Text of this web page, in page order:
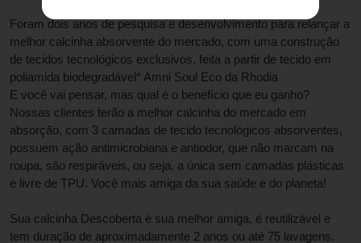
Foram dois anos de pesquisa e desenvolvimento para relançar a
melhor calcinha absorvente do mercado, com uma construção
de tecidos tecnológicos exclusivos, feita a partir de tecido em
poliamida biodegradável* Amni Soul Eco da Rhodia
E você vai pensar, mas qual é o benefício que eu ganho?
Nossas clientes terão a melhor calcinha do mercado em
absorção, com 3 camadas de tecido tecnológicos absorventes,
possuem ação antimicrobiana e antiodor, que não marcam na
roupa, são respiráveis, ou seja, a única sem camadas plásticas
e livre de TPU. Você mais amiga da sua saúde e do planeta!
Sua calcinha Descoberta é sua melhor amiga, é reutilizável e
tem duração de aproximadamente 2 anos ou até 75 lavagens.